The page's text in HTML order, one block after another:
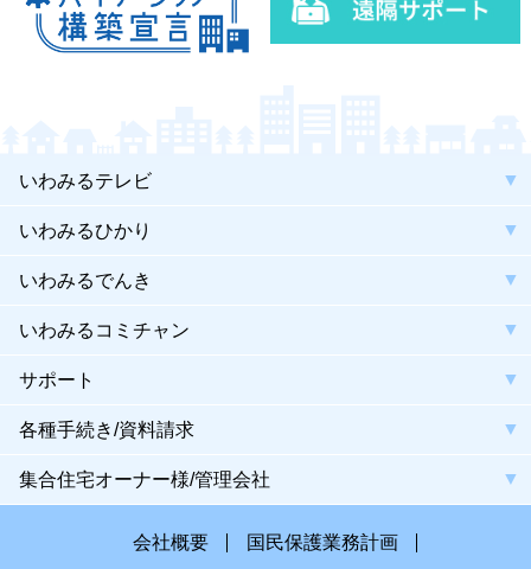
いわみるテレビ
いわみるひかり
いわみるでんき
いわみるコミチャン
サポート
各種手続き/資料請求
集合住宅オーナー様/管理会社
会社概要 国民保護業務計画